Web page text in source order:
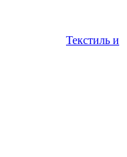
Текстиль и